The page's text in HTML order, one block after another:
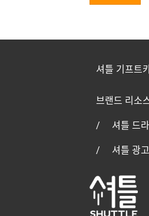
셔틀 기프트
브랜드 리소
셔틀 드
셔틀 광